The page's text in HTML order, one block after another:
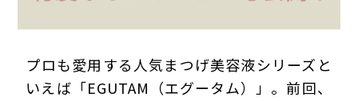
プロも愛用する人気まつげ美容液シリーズと
いえば「EGUTAM（エグータム）」。前回、